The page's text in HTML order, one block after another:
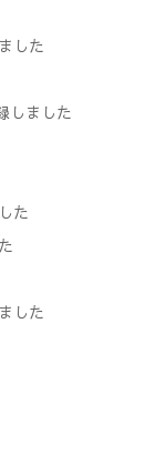
した
しました
た
した